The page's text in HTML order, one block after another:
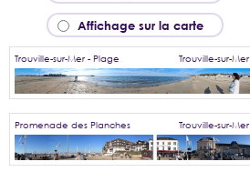
Affichage sur la carte
Trouville-sur-Mer - Plage Trouville-sur-Mer
Promenade des Planches Trouville-sur-Mer